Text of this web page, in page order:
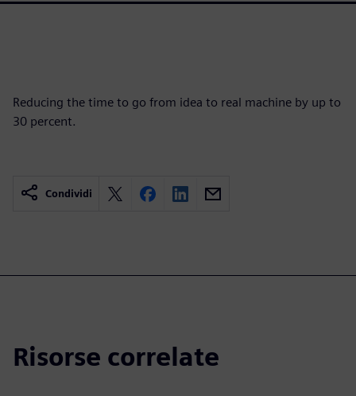
Reducing the time to go from idea to real machine by up to
30 percent.
Condividi
Risorse correlate